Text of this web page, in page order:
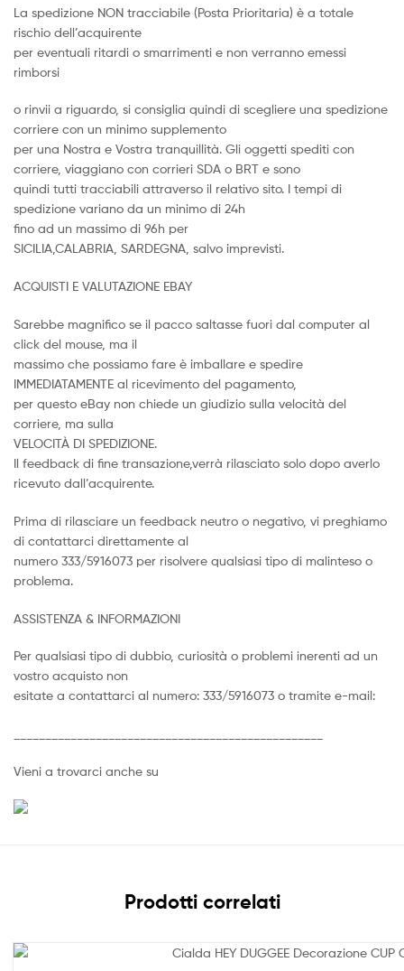
La spedizione NON tracciabile (Posta Prioritaria) è a totale
rischio dell’acquirente
per eventuali ritardi o smarrimenti e non verranno emessi
rimborsi
o rinvii a riguardo, si consiglia quindi di scegliere una spedizione
corriere con un minimo supplemento
per una Nostra e Vostra tranquillità. Gli oggetti spediti con
corriere, viaggiano con corrieri SDA o BRT e sono
quindi tutti tracciabili attraverso il relativo sito. I tempi di
spedizione variano da un minimo di 24h
fino ad un massimo di 96h per
SICILIA,CALABRIA, SARDEGNA, salvo imprevisti.
ACQUISTI E VALUTAZIONE EBAY
Sarebbe magnifico se il pacco saltasse fuori dal computer al
click del mouse, ma il
massimo che possiamo fare è imballare e spedire
IMMEDIATAMENTE al ricevimento del pagamento,
per questo eBay non chiede un giudizio sulla velocità del
corriere, ma sulla
VELOCITÀ DI SPEDIZIONE.
Il feedback di fine transazione,verrà rilasciato solo dopo averlo
ricevuto dall’acquirente.
Prima di rilasciare un feedback neutro o negativo, vi preghiamo
di contattarci direttamente al
numero 333/5916073 per risolvere qualsiasi tipo di malinteso o
problema.
ASSISTENZA & INFORMAZIONI
Per qualsiasi tipo di dubbio, curiosità o problemi inerenti ad un
vostro acquisto non
esitate a contattarci al numero: 333/5916073 o tramite e-mail:
Vieni a trovarci anche su
Prodotti correlati